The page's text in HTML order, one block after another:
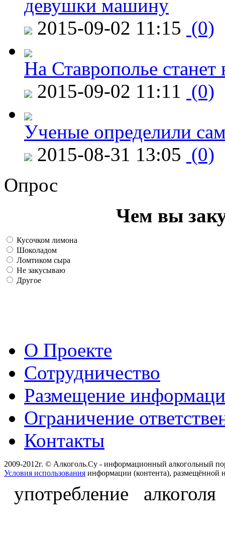
девушки машину
2015-09-02 11:15 (0)
На Ставрополье
2015-09-02 11:11 (0)
Ученые определили
2015-08-31 13:05 (0)
Опрос
Чем вы
Кусочком лимона
Шоколадом
Ломтиком сыра
Не закусываю
Другое
О Проекте
Сотрудничество
Размещение
Ограничение
Контакты
2009-2012г. © Алкоголь.Су - информационный алкогольный
Условия использования информации (контента), размещённой
употребление